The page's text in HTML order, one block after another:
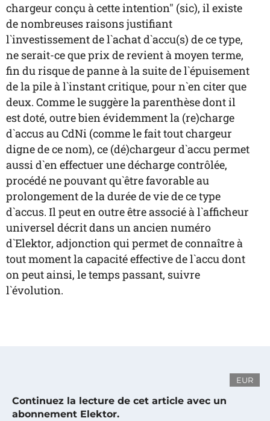
chargeur conçu à cette intention" (sic), il existe
de nombreuses raisons justifiant
l`investissement de l`achat d`accu(s) de ce type,
ne serait-ce que prix de revient à moyen terme,
fin du risque de panne à la suite de l`épuisement
de la pile à l`instant critique, pour n`en citer que
deux. Comme le suggère la parenthèse dont il
est doté, outre bien évidemment la (re)charge
d`accus au CdNi (comme le fait tout chargeur
digne de ce nom), ce (dé)chargeur d`accu permet
aussi d`en effectuer une décharge contrôlée,
procédé ne pouvant qu`être favorable au
prolongement de la durée de vie de ce type
d`accus. Il peut en outre être associé à l`afficheur
universel décrit dans un ancien numéro
d`Elektor, adjonction qui permet de connaître à
tout moment la capacité effective de l`accu dont
on peut ainsi, le temps passant, suivre
l`évolution.
EUR
Continuez la lecture de cet article avec un
abonnement Elektor.